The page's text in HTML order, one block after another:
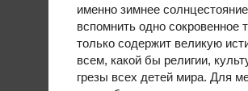
именно зимнее
вспомнить одно сокровенное
только содержит великую
всем, какой бы религии,
грезы всех детей мира. Для